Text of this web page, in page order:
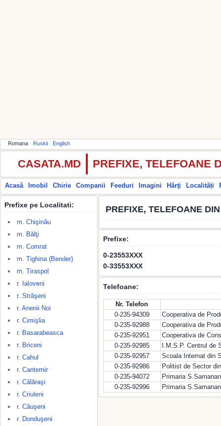
Romana Ruskii English
CASATA.MD PREFIXE, TELEFOANE
Acasă Imobil Chirie Companii Feeduri Imagini Hărţi Localități
Prefixe pe Localitati:
m. Chişinău
m. Bălţi
m. Comrat
m. Tighina (Bender)
m. Tiraspol
r. Ialoveni
r. Străşeni
r. Anenii Noi
r. Cimişlia
r. Basarabeasca
r. Briceni
r. Cahul
r. Cantemir
r. Călăraşi
r. Criuleni
r. Căuşeni
r. Donduşeni
PREFIXE, TELEFOANE
Prefixe:
0-23553XXX
0-33553XXX
Telefoane:
Nr. Telefon
0-235-94309
Cooperativa de
0-235-92988
Cooperativa de
0-235-92951
Cooperativa de
0-235-92985
I.M.S.P. Centrul de
0-235-92957
Scoala Internat din
0-235-92986
Politist de Sector
0-235-94072
Primaria
0-235-92996
Primaria